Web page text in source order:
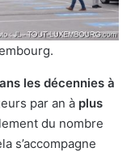
les décennies à
par an à plus
du nombre
s’accompagne